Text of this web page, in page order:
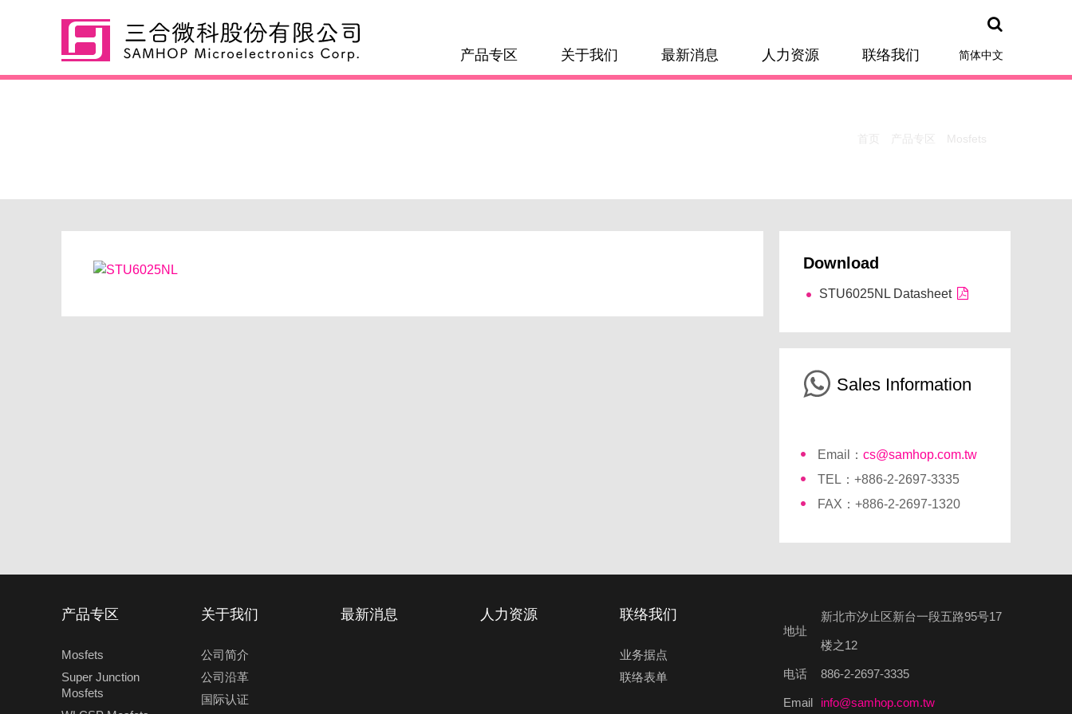
产品专区 关于我们 最新消息 人力资源 联络我们 简体中文
首页 产品专区 Mosfets
Download
STU6025NL Datasheet
Sales Information
Email： cs@samhop.com.tw
TEL：+886-2-2697-3335
FAX：+886-2-2697-1320
产品专区
Mosfets
Super Junction
Mosfets
关于我们
公司简介
公司沿革
国际认证
最新消息 人力资源 联络我们
业务据点
联络表单
地址
新北市汐止区新台一段五路95号17
楼之12
电话 886-2-2697-3335
Email info@samhop.com.tw